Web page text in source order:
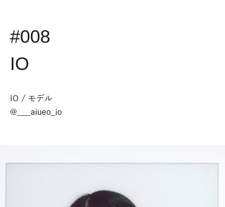
#008
IO
IO / モデル
@ ___aiueo_io